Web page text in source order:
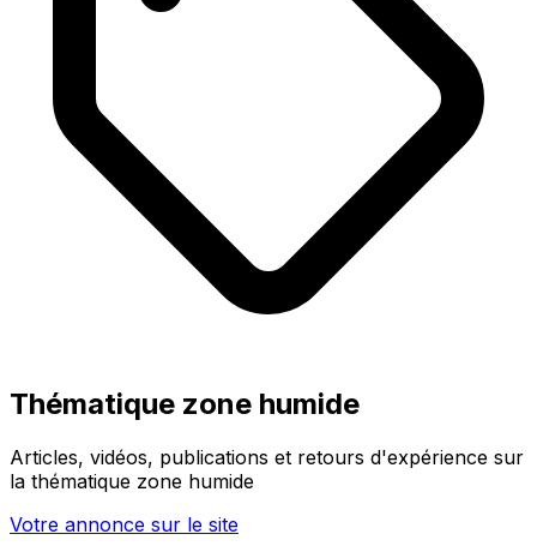
Thématique zone humide
Articles, vidéos, publications et retours d'expérience sur
la thématique zone humide
Votre annonce sur le site